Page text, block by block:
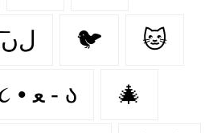
{(ᶅ͒)} Ɑ͞ ͞ ͞ ͞ ͞ ﻝﮞ 🐦‍ 🐱
૮ • ﻌ - ა 🎄